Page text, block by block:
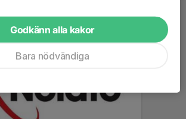
Godkänn alla kakor
Bara nödvändiga